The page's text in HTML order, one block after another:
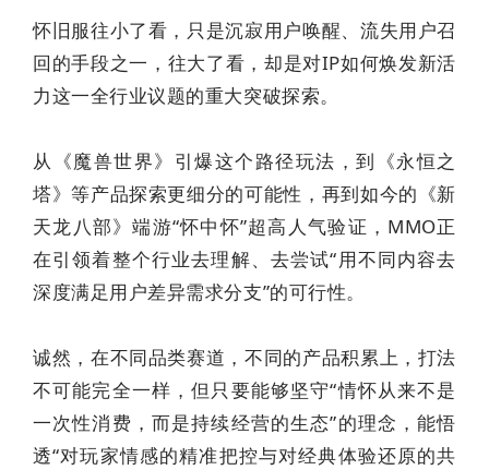
怀旧服往小了看，只是沉寂用户唤醒、流失用户召
回的手段之一，往大了看，却是对IP如何焕发新活
力这一全行业议题的重大突破探索。
从《魔兽世界》引爆这个路径玩法，到《永恒之
塔》等产品探索更细分的可能性，再到如今的《新
天龙八部》端游“怀中怀”超高人气验证，MMO正
在引领着整个行业去理解、去尝试“用不同内容去
深度满足用户差异需求分支”的可行性。
诚然，在不同品类赛道，不同的产品积累上，打法
不可能完全一样，但只要能够坚守“情怀从来不是
一次性消费，而是持续经营的生态”的理念，能悟
透“对玩家情感的精准把控与对经典体验还原的共